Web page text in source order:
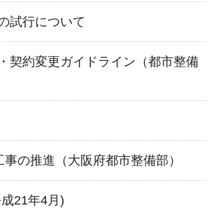
試行について
契約変更ガイドライン（都市整備
の推進（大阪府都市整備部）
21年4月)